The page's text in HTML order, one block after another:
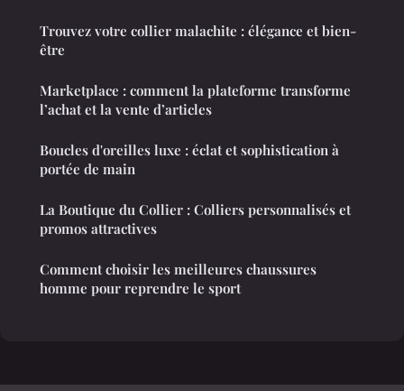
Trouvez votre collier malachite : élégance et bien-
être
Marketplace : comment la plateforme transforme
l’achat et la vente d’articles
Boucles d'oreilles luxe : éclat et sophistication à
portée de main
La Boutique du Collier : Colliers personnalisés et
promos attractives
Comment choisir les meilleures chaussures
homme pour reprendre le sport